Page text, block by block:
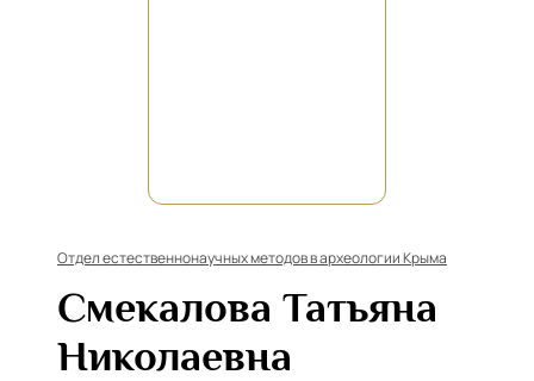
Отдел естественнонаучных методов в археологии Крыма
Смекалова Татьяна
Николаевна